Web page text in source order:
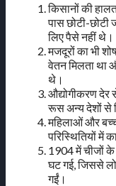
किसानों की
पास छोटी-
लिए पैसे नहीं थे।
मजदूरों का भी
वेतन मिलता था
थे।
औद्योगीकरण
रूस अन्य देशों से
महिलाओं और
परिस्थितियों में
1904 में चीजों के
घट गई, जिससे
गईं।